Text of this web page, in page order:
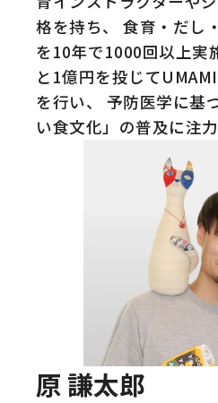
格を持ち、 食育・だし
を10年で1000回以上実
と1億円を投じて
を行い、 予防医学に基
い食文化」の普及に注力
原 謙太郎